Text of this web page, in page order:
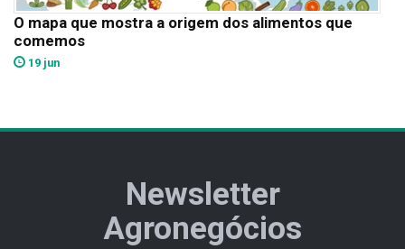
O mapa que mostra a origem dos alimentos que
comemos
19 jun
Newsletter
Agronegócios